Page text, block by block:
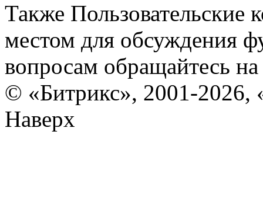
Также Пользовательские
местом для обсуждения
вопросам обращайтесь
© «Битрикс», 2001-2026,
Наверх